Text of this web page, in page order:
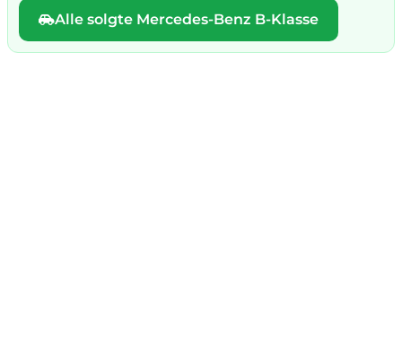
Alle solgte Mercedes-Benz B-Klasse